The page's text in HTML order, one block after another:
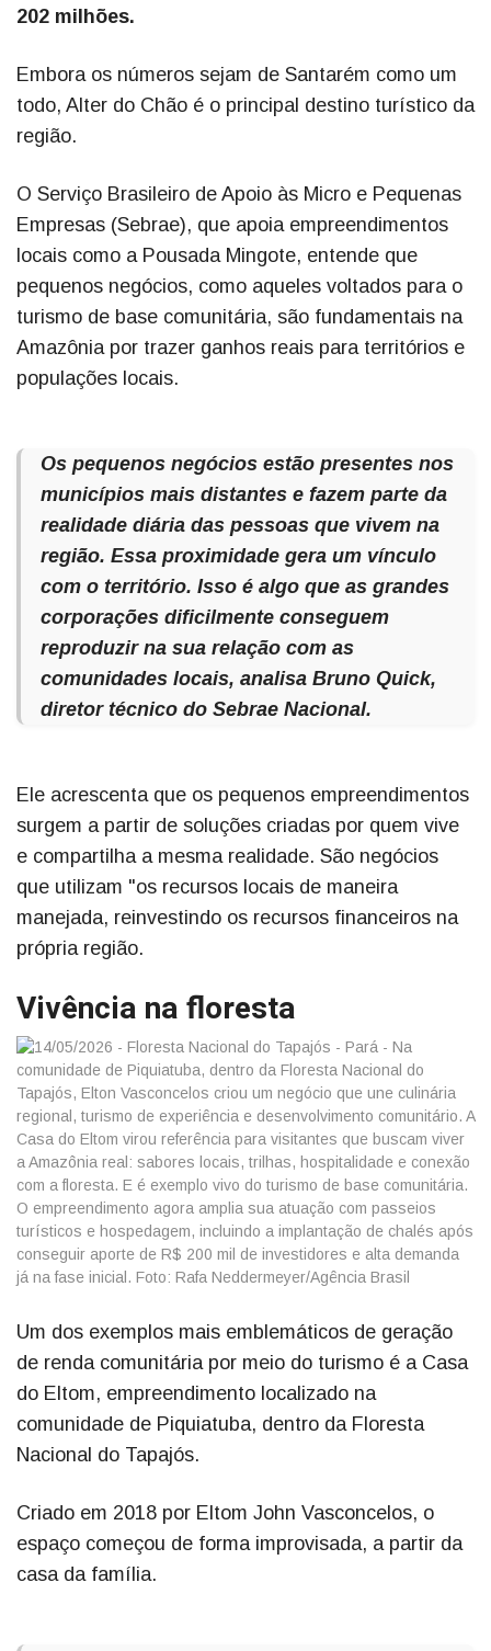
202 milhões.
Embora os números sejam de Santarém como um
todo, Alter do Chão é o principal destino turístico da
região.
O Serviço Brasileiro de Apoio às Micro e Pequenas
Empresas (Sebrae), que apoia empreendimentos
locais como a Pousada Mingote, entende que
pequenos negócios, como aqueles voltados para o
turismo de base comunitária, são fundamentais na
Amazônia por trazer ganhos reais para territórios e
populações locais.
Os pequenos negócios estão presentes nos
municípios mais distantes e fazem parte da
realidade diária das pessoas que vivem na
região. Essa proximidade gera um vínculo
com o território. Isso é algo que as grandes
corporações dificilmente conseguem
reproduzir na sua relação com as
comunidades locais, analisa Bruno Quick,
diretor técnico do Sebrae Nacional.
Ele acrescenta que os pequenos empreendimentos
surgem a partir de soluções criadas por quem vive
e compartilha a mesma realidade. São negócios
que utilizam "os recursos locais de maneira
manejada, reinvestindo os recursos financeiros na
própria região.
Vivência na floresta
Um dos exemplos mais emblemáticos de geração
de renda comunitária por meio do turismo é a Casa
do Eltom, empreendimento localizado na
comunidade de Piquiatuba, dentro da Floresta
Nacional do Tapajós.
Criado em 2018 por Eltom John Vasconcelos, o
espaço começou de forma improvisada, a partir da
casa da família.